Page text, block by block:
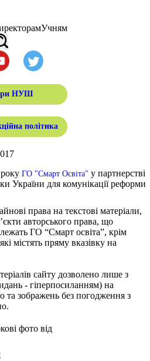
Учням
НУШ
політика
ГО "Смарт Освіта" у партнерстві
України для комунікації реформи
права на текстові матеріали,
авторського права, що
ГО “Смарт освіта”, крім
містять пряму вказівку на
сайту дозволено лише з
- гіперпосиланням) на
та зображень без погодження з
фото від